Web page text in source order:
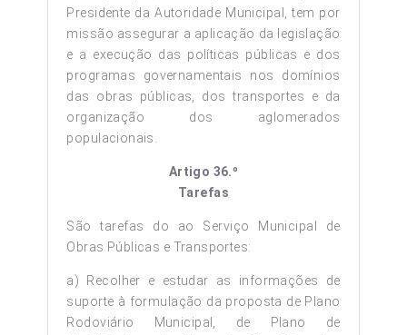
Presidente da Autoridade Municipal, tem por
missão assegurar a aplicação da legislação
e a execução das políticas públicas e dos
programas governamentais nos domínios
das obras públicas, dos transportes e da
organização dos aglomerados
populacionais.
Artigo 36.º
Tarefas
São tarefas do ao Serviço Municipal de
Obras Públicas e Transportes:
a) Recolher e estudar as informações de
suporte à formulação da proposta de Plano
Rodoviário Municipal, de Plano de